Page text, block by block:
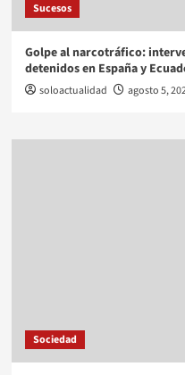
Sucesos
Golpe al narcotráfico:
detenidos en España y
soloactualidad agosto 5,
Sociedad